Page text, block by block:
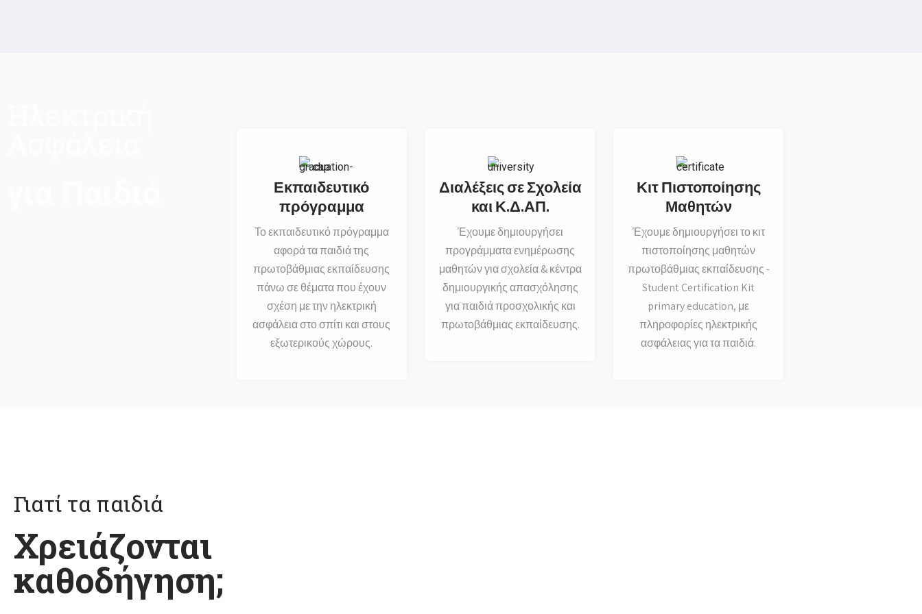
Εκπαιδευτικό
πρόγραμμα
Το εκπαιδευτικό πρόγραμμα
αφορά τα παιδιά της
πρωτοβάθμιας εκπαίδευσης
πάνω σε θέματα που έχουν
σχέση με την ηλεκτρική
ασφάλεια στο σπίτι και στους
εξωτερικούς χώρους.
Διαλέξεις σε Σχολεία
και Κ.Δ.ΑΠ.
Έχουμε δημιουργήσει
προγράμματα ενημέρωσης
μαθητών για σχολεία & κέντρα
δημιουργικής απασχόλησης
για παιδιά προσχολικής και
πρωτοβάθμιας εκπαίδευσης.
Κιτ Πιστοποίησης
Μαθητών
Έχουμε δημιουργήσει το κιτ
πιστοποίησης μαθητών
πρωτοβάθμιας εκπαίδευσης -
Student Certification Kit
primary education, με
πληροφορίες ηλεκτρικής
ασφάλειας για τα παιδιά.
Γιατί τα παιδιά
Χρειάζονται
καθοδήγηση;